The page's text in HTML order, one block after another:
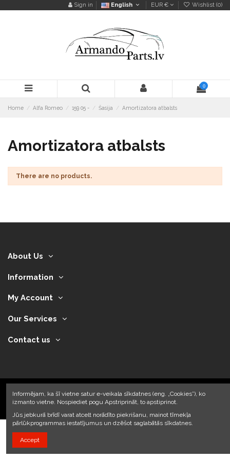
Sign in English EUR € Wishlist (0)
0
Home Alfa Romeo 159 05 - Šasija Amortizatora atbalsts
Amortizatora atbalsts
There are no products.
About Us
Information
My Account
Our Services
Contact us
2024 © Armando Auto SIA
Informējam, ka šī vietne satur e-veikala sīkdatnes (eng. „Cookies”), ko
izmanto vietne. Nospiediet pogu Apstriprināt, to apstiprinot.
Jūs jebkurā brīdī varat atcelt norādīto piekrišanu, mainot tīmekļa
pārlūkprogrammas iestatījumus un dzēšot saglabātās sīkdatnes.
Accept